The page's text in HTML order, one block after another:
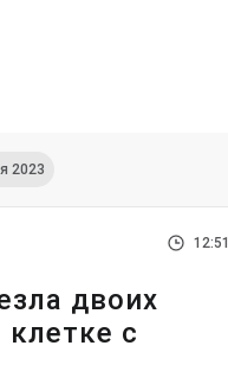
2023
12:51
двоих
с